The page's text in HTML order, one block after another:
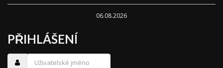
06.08.2026
PŘIHLÁŠENÍ